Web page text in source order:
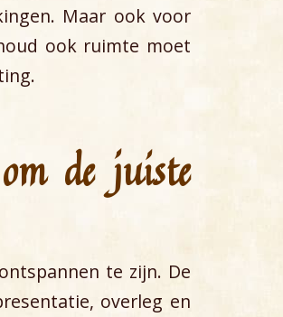
Maar ook voor
ook ruimte moet
de juiste
te zijn. De
overleg en